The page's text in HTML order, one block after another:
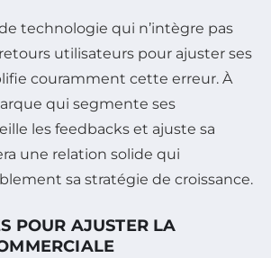
technologie qui n’intègre pas
utilisateurs pour ajuster ses
couramment cette erreur. À
qui segmente ses
les feedbacks et ajuste sa
une relation solide qui
sa stratégie de croissance.
POUR AJUSTER LA